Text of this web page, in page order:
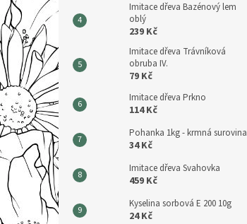
Imitace dřeva Bazénový lem
oblý
239 Kč
Imitace dřeva Trávníková
obruba IV.
79 Kč
Imitace dřeva Prkno
114 Kč
Pohanka 1kg - krmná surovina
34 Kč
Imitace dřeva Svahovka
459 Kč
Kyselina sorbová E 200 10g
24 Kč